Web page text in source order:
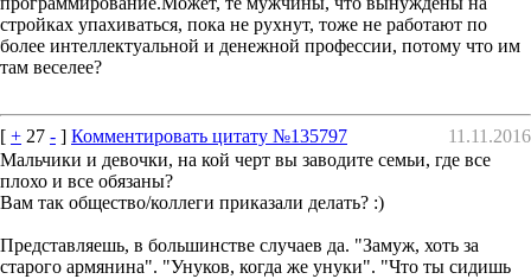
стройках упахиваться, пока не рухнут, тоже не работают по
более интеллектуальной и денежной профессии, потому что им
там веселее?
[ + 27 - ] Комментировать цитату №135797
11.11.2016
Мальчики и девочки, на кой черт вы заводите семьи, где все
плохо и все обязаны?
Вам так общество/коллеги приказали делать? :)
Представляешь, в большинстве случаев да. "Замуж, хоть за
старого армянина". "Унуков, когда же унуки". "Что ты сидишь